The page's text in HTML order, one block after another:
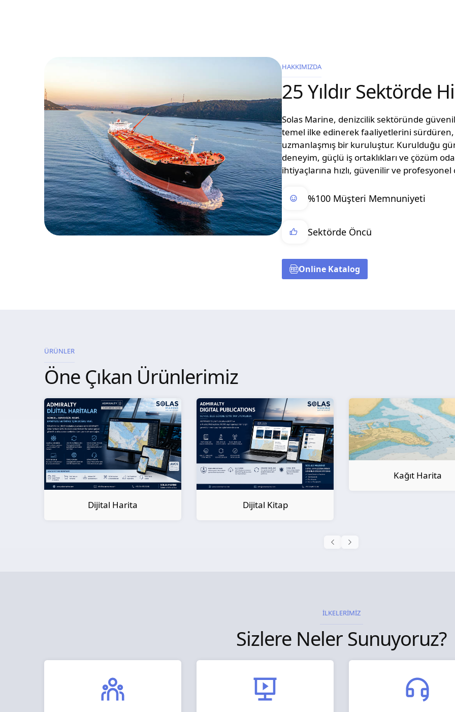
HAKKIMIZDA
25 Yıldır Sektörde
Solas Marine, denizcilik sektöründe
temel ilke edinerek faaliyetlerini
uzmanlaşmış bir kuruluştur. Kurulduğu
deneyim, güçlü iş ortaklıkları ve çözüm
ihtiyaçlarına hızlı, güvenilir ve
%100 Müşteri Memnuniyeti
Sektörde Öncü
Online Katalog
ÜRÜNLER
Öne Çıkan Ürünlerimiz
Dijital Kitap
Kağıt Harita
İLKELERİMİZ
Sizlere Neler Sunuyoruz?